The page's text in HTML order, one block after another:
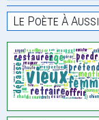
Le Poète À